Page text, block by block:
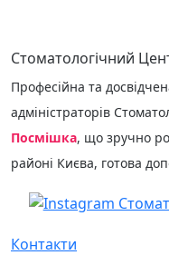
Стоматологічний
Професійна та
адміністраторів
Посмішка, що зручно
районі Києва, готова
Контакти